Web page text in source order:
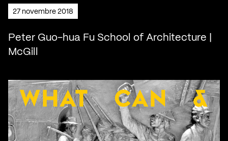
27 novembre 2018
Peter Guo-hua Fu School of Architecture |
McGill